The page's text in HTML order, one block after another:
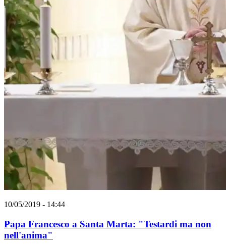
10/05/2019 - 14:44
Papa Francesco a Santa Marta: "Testardi ma non
nell'anima"